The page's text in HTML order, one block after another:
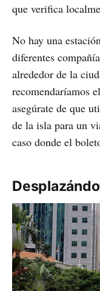
que verifica
No hay una
diferentes
alrededor de la
recomendaríamos
asegúrate de que
de la isla para un
caso donde el